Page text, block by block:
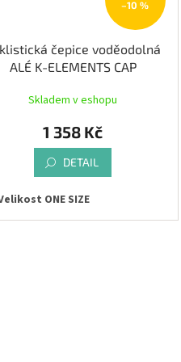
–10 %
čepice voděodolná
ALÉ K-ELEMENTS CAP
Skladem v eshopu
1 358 Kč
DETAIL
ONE SIZE